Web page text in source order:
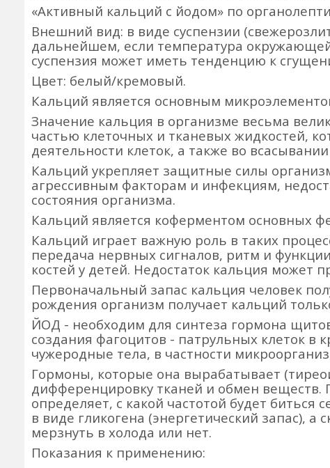
«Активный кальций с йодом» по
Внешний вид: в виде суспензии
дальнейшем, если температура
суспензия может иметь тенденцию к
Цвет: белый/кремовый.
Кальций является основным
Значение кальция в организме весьма
частью клеточных и тканевых жидкостей,
деятельности клеток, а также во
Кальций укрепляет защитные силы
агрессивным факторам и инфекциям,
состояния организма.
Кальций является коферментом основных
Кальций играет важную роль в таких
передача нервных сигналов, ритм и
костей у детей. Недостаток кальция может
Первоначальный запас кальция человек
рождения организм получает кальций
ЙОД - необходим для синтеза гормона
создания фагоцитов - патрульных клеток
чужеродные тела, в частности
Гормоны, которые она вырабатывает
дифференцировку тканей и обмен
определяет, с какой частотой будет
в виде гликогена (энергетический запас), а
мерзнуть в холода или нет.
Показания к применению: